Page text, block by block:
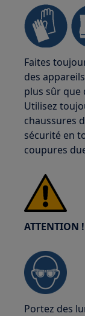
Faites
des
plus sûr que
Utilisez
chaussures
sécurité en
coupures
ATTENTION !
Portez des